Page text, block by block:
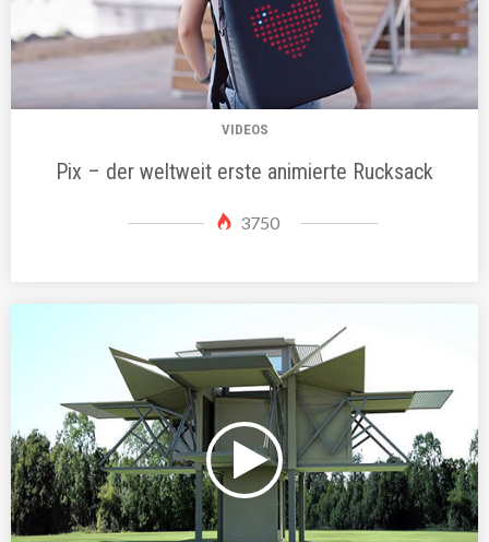
VIDEOS
Pix – der weltweit erste animierte Rucksack
3750